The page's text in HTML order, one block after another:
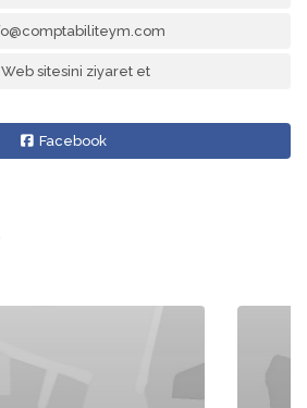
Web sitesini ziyaret et
Facebook